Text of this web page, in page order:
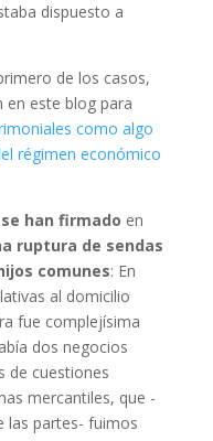
dispuesto a
de los casos,
en este blog para
como algo
régimen económico
han firmado en
ruptura de sendas
comunes: En
al domicilio
fue complejísima
dos negocios
de cuestiones
mercantiles, que -
las partes- fuimos